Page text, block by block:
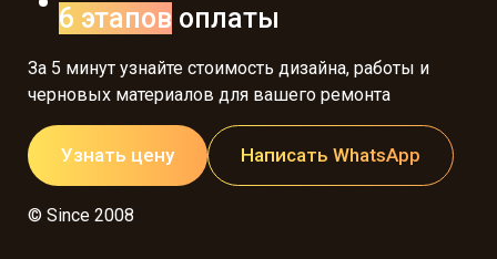
6 этапов оплаты
За 5 минут узнайте стоимость дизайна, работы и
черновых материалов для вашего ремонта
Узнать цену Написать WhatsApp
© Since 2008